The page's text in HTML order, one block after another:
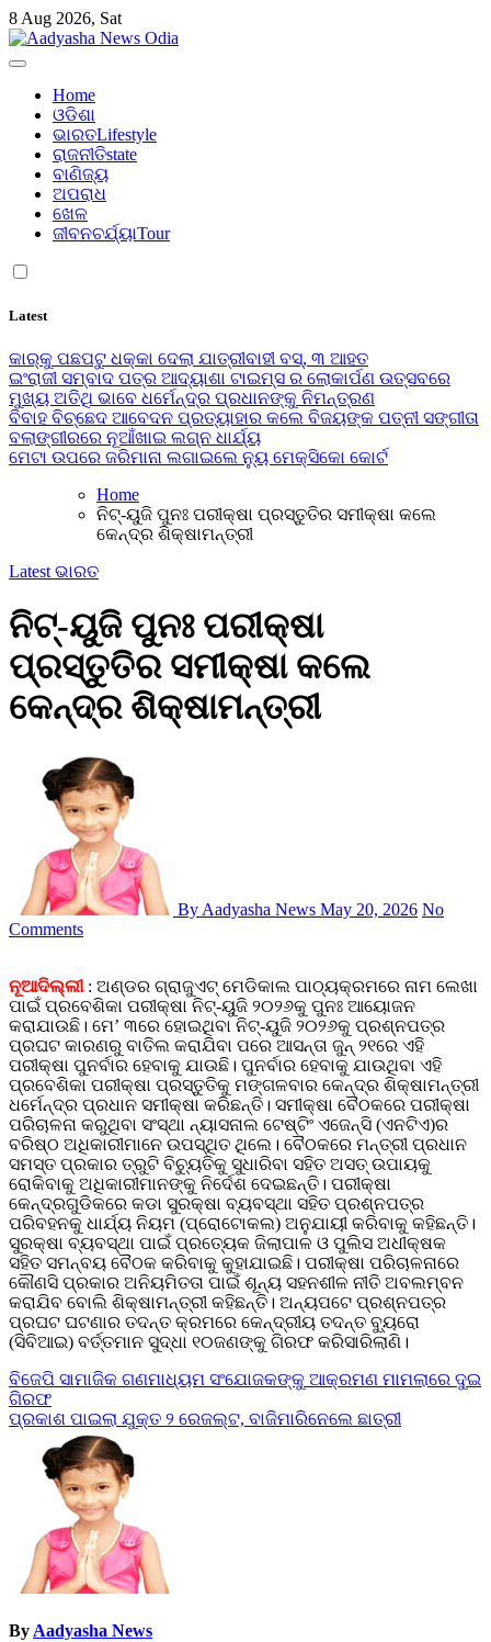
Skip
to
content
8 Aug 2026, Sat
Home
ଓଡିଶା
ଭାରତLifestyle
ରାଜନୀତିstate
ବାଣିଜ୍ୟ
ଅପରାଧ
ଖେଳ
ଜୀବନଚର୍ଯ୍ୟାTour
Latest
କାର୍‌କୁ ପଛପଟୁ ଧକ୍କା ଦେଲା ଯାତ୍ରୀବାହୀ ବସ୍‌, ୩ ଆହତ
ଇଂରାଜୀ ସମ୍ବାଦ ପତ୍ର ଆଦ୍ୟାଶା ଟାଇମ୍ସ ର ଲୋକାର୍ପଣ ଉତ୍ସବରେ
ମୁଖ୍ୟ ଅତିଥି ଭାବେ ଧର୍ମେନ୍ଦ୍ର ପ୍ରଧାନଙ୍କୁ ନିମନ୍ତ୍ରଣ
ବିବାହ ବିଚ୍ଛେଦ ଆବେଦନ ପ୍ରତ୍ୟାହାର କଲେ ବିଜୟଙ୍କ ପତ୍ନୀ ସଙ୍ଗୀତା
ବଲାଙ୍ଗୀରରେ ନୂଆଁଖାଇ ଲଗ୍ନ ଧାର୍ଯ୍ୟ
ମେଟା ଉପରେ ଜରିମାନା ଲଗାଇଲେ ନ୍ୟୁ ମେକ୍ସିକୋ କୋର୍ଟ
Home
ନିଟ୍-ୟୁଜି ପୁନଃ ପରୀକ୍ଷା ପ୍ରସ୍ତୁତିର ସମୀକ୍ଷା କଲେ
କେନ୍ଦ୍ର ଶିକ୍ଷାମନ୍ତ୍ରୀ
Latest ଭାରତ
ନିଟ୍-ୟୁଜି ପୁନଃ ପରୀକ୍ଷା
ପ୍ରସ୍ତୁତିର ସମୀକ୍ଷା କଲେ
କେନ୍ଦ୍ର ଶିକ୍ଷାମନ୍ତ୍ରୀ
By Aadyasha News May 20, 2026 No
Comments
ନୂଆଦିଲ୍ଲୀ: ଅଣ୍ଡର ଗ୍ରାଜୁଏଟ୍ ମେଡିକାଲ ପାଠ୍ୟକ୍ରମରେ ନାମ ଲେଖା
ପାଇଁ ପ୍ରବେଶିକା ପରୀକ୍ଷା ନିଟ୍-ୟୁଜି ୨୦୨୬କୁ ପୁନଃ ଆୟୋଜନ
କରାଯାଉଛି। ମେ’ ୩ରେ ହୋଇଥିବା ନିଟ୍-ୟୁଜି ୨୦୨୬କୁ ପ୍ରଶ୍ନପତ୍ର
ପ୍ରଘଟ କାରଣରୁ ବାତିଲ କରାଯିବା ପରେ ଆସନ୍ତା ଜୁନ୍ ୨୧ରେ ଏହି
ପରୀକ୍ଷା ପୁନର୍ବାର ହେବାକୁ ଯାଉଛି। ପୁନର୍ବାର ହେବାକୁ ଯାଉଥିବା ଏହି
ପ୍ରବେଶିକା ପରୀକ୍ଷା ପ୍ରସ୍ତୁତିକୁ ମଙ୍ଗଳବାର କେନ୍ଦ୍ର ଶିକ୍ଷାମନ୍ତ୍ରୀ
ଧର୍ମେନ୍ଦ୍ର ପ୍ରଧାନ ସମୀକ୍ଷା କରିଛନ୍ତି। ସମୀକ୍ଷା ବୈଠକରେ ପରୀକ୍ଷା
ପରିଚାଳନା କରୁଥିବା ସଂସ୍ଥା ନ୍ୟାସନାଲ ଟେଷ୍ଟିଂ ଏଜେନ୍ସି (ଏନଟିଏ)ର
ବରିଷ୍ଠ ଅଧିକାରୀମାନେ ଉପସ୍ଥିତ ଥିଲେ। ବୈଠକରେ ମନ୍ତ୍ରୀ ପ୍ରଧାନ
ସମସ୍ତ ପ୍ରକାର ତ୍ରୁଟି ବିଚ୍ୟୁତିକୁ ସୁଧାରିବା ସହିତ ଅସତ୍ ଉପାୟକୁ
ରୋକିବାକୁ ଅଧିକାରୀମାନଙ୍କୁ ନିର୍ଦେଶ ଦେଇଛନ୍ତି। ପରୀକ୍ଷା
କେନ୍ଦ୍ରଗୁଡିକରେ କଡା ସୁରକ୍ଷା ବ୍ୟବସ୍ଥା ସହିତ ପ୍ରଶ୍ନପତ୍ର
ପରିବହନକୁ ଧାର୍ଯ୍ୟ ନିୟମ (ପ୍ରୋଟୋକଲ) ଅନୁଯାୟୀ କରିବାକୁ କହିଛନ୍ତି।
ସୁରକ୍ଷା ବ୍ୟବସ୍ଥା ପାଇଁ ପ୍ରତ୍ୟେକ ଜିଲାପାଳ ଓ ପୁଲିସ ଅଧୀକ୍ଷକ
ସହିତ ସମନ୍ବୟ ବୈଠକ କରିବାକୁ କୁହାଯାଇଛି। ପରୀକ୍ଷା ପରିଚାଳନାରେ
କୌଣସି ପ୍ରକାର ଅନିୟମିତତା ପାଇଁ ଶୂନ୍ୟ ସହନଶୀଳ ନୀତି ଅବଲମ୍ବନ
କରାଯିବ ବୋଲି ଶିକ୍ଷାମନ୍ତ୍ରୀ କହିଛନ୍ତି। ଅନ୍ୟପଟେ ପ୍ରଶ୍ନପତ୍ର
ପ୍ରଘଟ ଘଟଣାର ତଦନ୍ତ କ୍ରମରେ କେନ୍ଦ୍ରୀୟ ତଦନ୍ତ ବ୍ୟୁରୋ
(ସିବିଆଇ) ବର୍ତ୍ତମାନ ସୁଦ୍ଧା ୧୦ଜଣଙ୍କୁ ଗିରଫ କରିସାରିଲାଣି।
Post
navigation
ବିଜେପି ସାମାଜିକ ଗଣମାଧ୍ୟମ ସଂଯୋଜକଙ୍କୁ ଆକ୍ରମଣ ମାମଲାରେ ଦୁଇ
ଗିରଫ
ପ୍ରକାଶ ପାଇଲା ଯୁକ୍ତ ୨ ରେଜଲ୍ଟ, ବାଜିମାରିନେଲେ ଛାତ୍ରୀ
ByAadyasha News